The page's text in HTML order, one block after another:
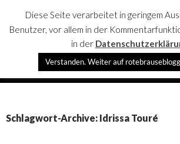
rotebrauseblogger
SPRINGE
Schlagwort-Archive: Idrissa Touré
Diese Seite verarbeitet in geringem
Benutzer, vor allem in der
in der
Verstanden. Weiter auf